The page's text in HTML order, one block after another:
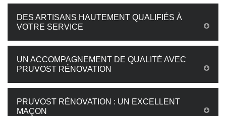
DES ARTISANS HAUTEMENT QUALIFIÉS À
VOTRE SERVICE
UN ACCOMPAGNEMENT DE QUALITÉ AVEC
PRUVOST RÉNOVATION
PRUVOST RÉNOVATION : UN EXCELLENT
MAÇON